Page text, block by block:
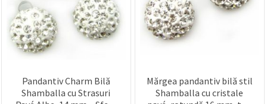
Pandantiv Charm Bilă
Shamballa cu Strasuri
Mărgea pandantiv bilă stil
Shamballa cu cristale